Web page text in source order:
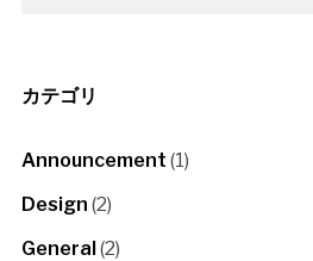
カテゴリ
Announcement (1)
Design (2)
General(2)